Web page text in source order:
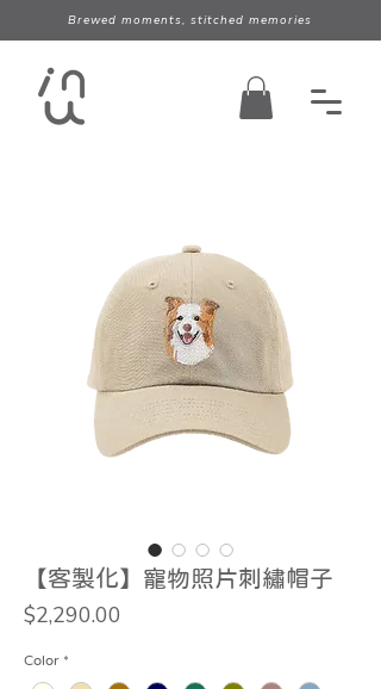
Brewed moments, stitched memories
【客製化】寵物照片刺繡帽子
$2,290.00
Color *